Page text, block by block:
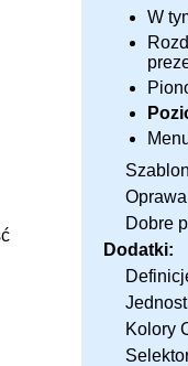
W
Dobre
Dodatki:
Kolory